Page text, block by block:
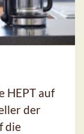
HEPT auf
der
die